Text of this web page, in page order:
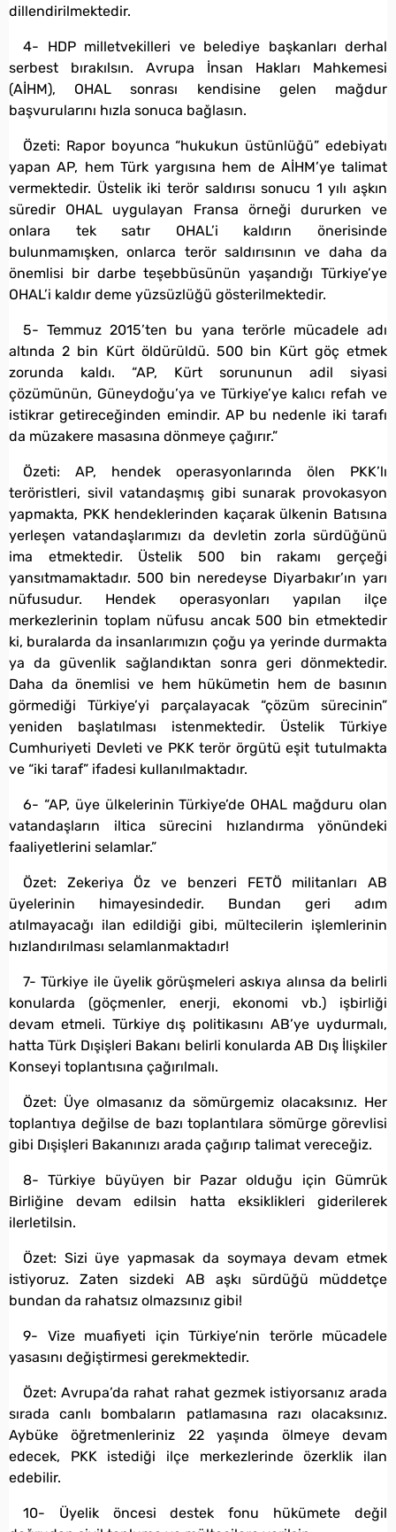
dillendirilmektedir.
4- HDP milletvekilleri ve belediye başkanları derhal
serbest bırakılsın. Avrupa İnsan Hakları Mahkemesi
(AİHM), OHAL sonrası kendisine gelen mağdur
başvurularını hızla sonuca bağlasın.
Özeti: Rapor boyunca “hukukun üstünlüğü” edebiyatı
yapan AP, hem Türk yargısına hem de AİHM’ye talimat
vermektedir. Üstelik iki terör saldırısı sonucu 1 yılı aşkın
süredir OHAL uygulayan Fransa örneği dururken ve
onlara tek satır OHAL’i kaldırın önerisinde
bulunmamışken, onlarca terör saldırısının ve daha da
önemlisi bir darbe teşebbüsünün yaşandığı Türkiye’ye
OHAL’i kaldır deme yüzsüzlüğü gösterilmektedir.
5- Temmuz 2015’ten bu yana terörle mücadele adı
altında 2 bin Kürt öldürüldü. 500 bin Kürt göç etmek
zorunda kaldı. “AP, Kürt sorununun adil siyasi
çözümünün, Güneydoğu’ya ve Türkiye’ye kalıcı refah ve
istikrar getireceğinden emindir. AP bu nedenle iki tarafı
da müzakere masasına dönmeye çağırır.”
Özeti: AP, hendek operasyonlarında ölen PKK’lı
teröristleri, sivil vatandaşmış gibi sunarak provokasyon
yapmakta, PKK hendeklerinden kaçarak ülkenin Batısına
yerleşen vatandaşlarımızı da devletin zorla sürdüğünü
ima etmektedir. Üstelik 500 bin rakamı gerçeği
yansıtmamaktadır. 500 bin neredeyse Diyarbakır’ın yarı
nüfusudur. Hendek operasyonları yapılan ilçe
merkezlerinin toplam nüfusu ancak 500 bin etmektedir
ki, buralarda da insanlarımızın çoğu ya yerinde durmakta
ya da güvenlik sağlandıktan sonra geri dönmektedir.
Daha da önemlisi ve hem hükümetin hem de basının
görmediği Türkiye’yi parçalayacak “çözüm sürecinin”
yeniden başlatılması istenmektedir. Üstelik Türkiye
Cumhuriyeti Devleti ve PKK terör örgütü eşit tutulmakta
ve “iki taraf” ifadesi kullanılmaktadır.
6- “AP, üye ülkelerinin Türkiye’de OHAL mağduru olan
vatandaşların iltica sürecini hızlandırma yönündeki
faaliyetlerini selamlar.”
Özet: Zekeriya Öz ve benzeri FETÖ militanları AB
üyelerinin himayesindedir. Bundan geri adım
atılmayacağı ilan edildiği gibi, mültecilerin işlemlerinin
hızlandırılması selamlanmaktadır!
7- Türkiye ile üyelik görüşmeleri askıya alınsa da belirli
konularda (göçmenler, enerji, ekonomi vb.) işbirliği
devam etmeli. Türkiye dış politikasını AB’ye uydurmalı,
hatta Türk Dışişleri Bakanı belirli konularda AB Dış İlişkiler
Konseyi toplantısına çağırılmalı.
Özet: Üye olmasanız da sömürgemiz olacaksınız. Her
toplantıya değilse de bazı toplantılara sömürge görevlisi
gibi Dışişleri Bakanınızı arada çağırıp talimat vereceğiz.
8- Türkiye büyüyen bir Pazar olduğu için Gümrük
Birliğine devam edilsin hatta eksiklikleri giderilerek
ilerletilsin.
Özet: Sizi üye yapmasak da soymaya devam etmek
istiyoruz. Zaten sizdeki AB aşkı sürdüğü müddetçe
bundan da rahatsız olmazsınız gibi!
9- Vize muafiyeti için Türkiye’nin terörle mücadele
yasasını değiştirmesi gerekmektedir.
Özet: Avrupa’da rahat rahat gezmek istiyorsanız arada
sırada canlı bombaların patlamasına razı olacaksınız.
Aybüke öğretmenleriniz 22 yaşında ölmeye devam
edecek, PKK istediği ilçe merkezlerinde özerklik ilan
edebilir.
10- Üyelik öncesi destek fonu hükümete değil